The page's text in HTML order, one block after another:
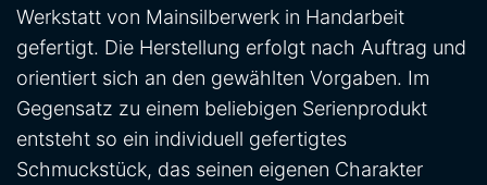
Werkstatt von Mainsilberwerk in Handarbeit
gefertigt. Die Herstellung erfolgt nach Auftrag und
orientiert sich an den gewählten Vorgaben. Im
Gegensatz zu einem beliebigen Serienprodukt
entsteht so ein individuell gefertigtes
Schmuckstück, das seinen eigenen Charakter